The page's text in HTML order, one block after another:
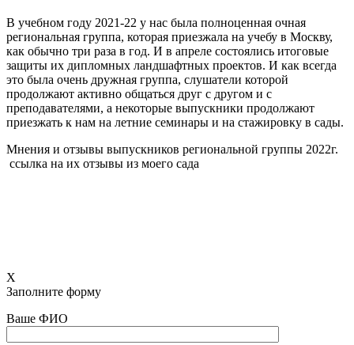
В учебном году 2021-22 у нас была полноценная очная
региональная группа, которая приезжала на учебу в Москву,
как обычно три раза в год. И в апреле состоялись итоговые
защиты их дипломных ландшафтных проектов. И как всегда
это была очень дружная группа, слушатели которой
продолжают активно общаться друг с другом и с
преподавателями, а некоторые выпускники продолжают
приезжать к нам на летние семинары и на стажировку в сады.
Мнения и отзывы выпускников региональной группы 2022г.
ссылка на их отзывы из моего сада
X
Заполните форму
Ваше ФИО